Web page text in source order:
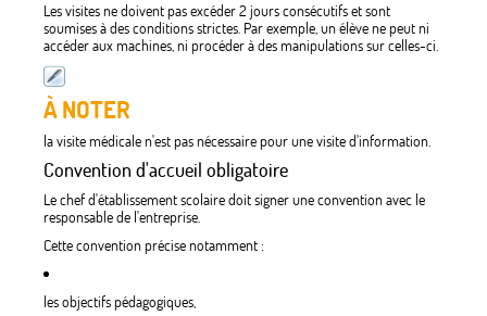
Les visites ne doivent pas excéder 2 jours consécutifs et sont
soumises à des conditions strictes. Par exemple, un élève ne peut ni
accéder aux machines, ni procéder à des manipulations sur celles-ci.
À NOTER
la visite médicale n'est pas nécessaire pour une visite d'information.
Convention d'accueil obligatoire
Le chef d'établissement scolaire doit signer une convention avec le
responsable de l'entreprise.
Cette convention précise notamment :
les objectifs pédagogiques,